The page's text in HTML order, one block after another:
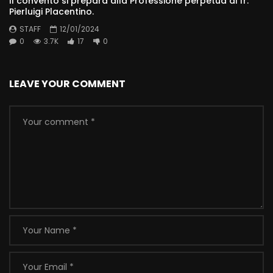
Pierluigi Placentino.​
STAFF
12/01/2024
0
3.7K 17 0
LEAVE YOUR COMMENT